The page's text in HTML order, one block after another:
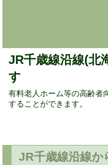
JR千歳線沿線(北
す
有料老人ホーム等の高齢者
することができます。
JR千歳線沿線か